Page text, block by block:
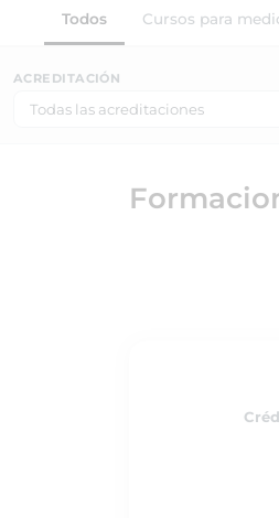
Todos Cursos para
ACREDITACIÓN